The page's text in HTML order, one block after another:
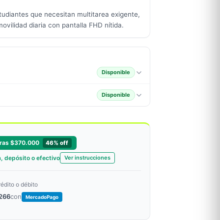
que necesitan multitarea exigente,
diaria con pantalla FHD nítida.
Disponible
Disponible
$370.000 46% off
depósito o efectivo Ver instrucciones
o débito
con MercadoPago